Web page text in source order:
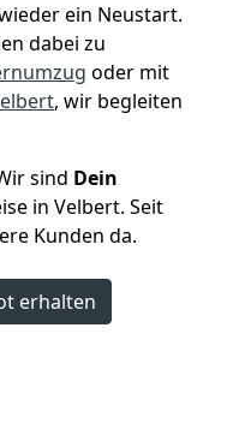
ein Neustart.
dabei zu
oder mit
, wir begleiten
sind Dein
in Velbert. Seit
Kunden da.
erhalten